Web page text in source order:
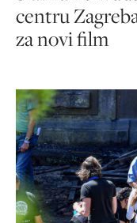
centru
za novi film